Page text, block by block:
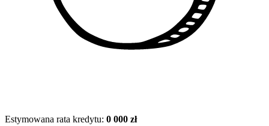
Estymowana rata kredytu: 0 000 zł